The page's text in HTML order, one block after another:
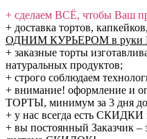
+ сделаем ВСЁ, чтобы Ваш
+ доставка тортов,
ОДНИМ КУРЬЕРОМ в руки
+ заказные торты
натуральных продуктов;
+ строго соблюдаем
+ внимание! оформление и
ТОРТЫ, минимум за 3 дня до
+ у нас всегда есть
+ вы постоянный Заказчик –